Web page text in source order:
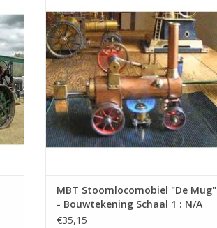
TOEVOEGEN AAN WINKELWAGEN
MBT Stoomlocomobiel "De Mug"
- Bouwtekening Schaal 1 : N/A
(40.10.003)
€35,15